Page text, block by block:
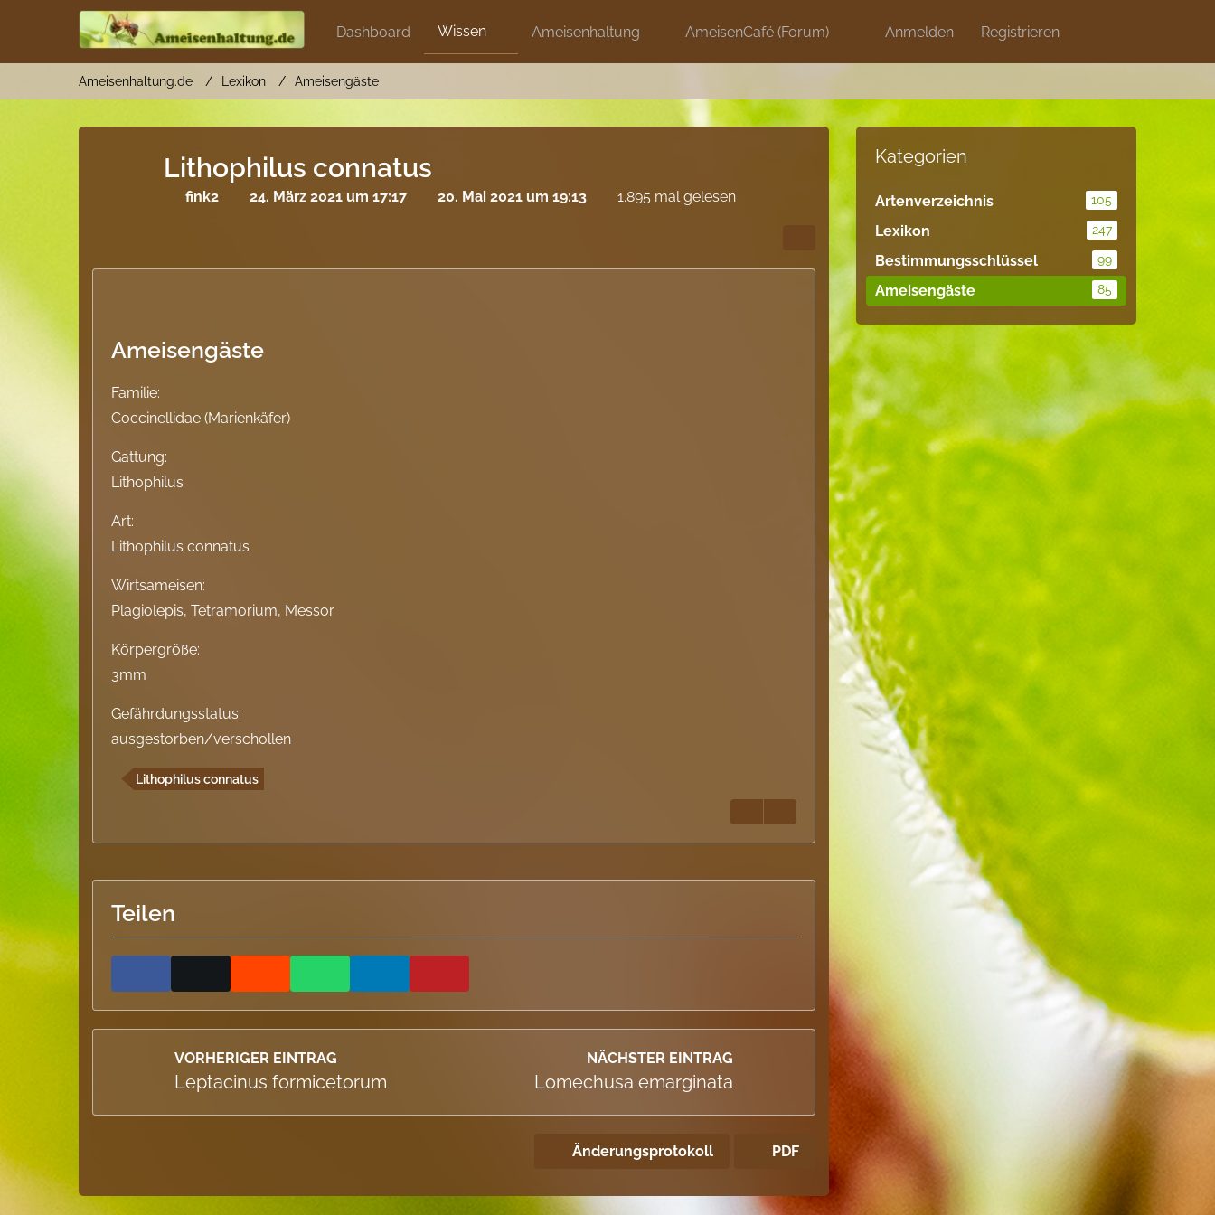
Anmelden Registrieren
Dashboard Wissen Ameisenhaltung AmeisenCafé (Forum) Discord Artikel Blog
Ameisenhaltung.de Lexikon Ameisengäste
Lithophilus connatus
fink2 24. März 2021 um 17:17 20. Mai 2021 um 19:13 1.895 mal gelesen
Ameisengäste
Familie:
Coccinellidae (Marienkäfer)
Gattung:
Lithophilus
Art:
Lithophilus connatus
Wirtsameisen:
Plagiolepis, Tetramorium, Messor
Körpergröße:
3mm
Gefährdungsstatus:
ausgestorben/verschollen
Lithophilus connatus
Teilen
VORHERIGER EINTRAG
Leptacinus formicetorum
NÄCHSTER EINTRAG
Lomechusa emarginata
Änderungsprotokoll PDF
Kategorien
Artenverzeichnis 105
Lexikon 247
Bestimmungsschlüssel 99
Ameisengäste 85